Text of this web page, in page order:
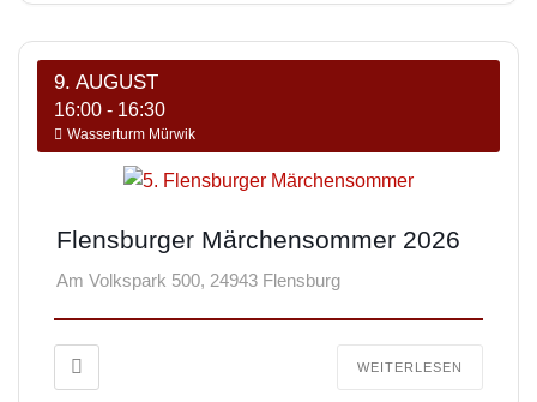
9. AUGUST
16:00 - 16:30
Wasserturm Mürwik
Flensburger Märchensommer 2026
Am Volkspark 500, 24943 Flensburg
WEITERLESEN